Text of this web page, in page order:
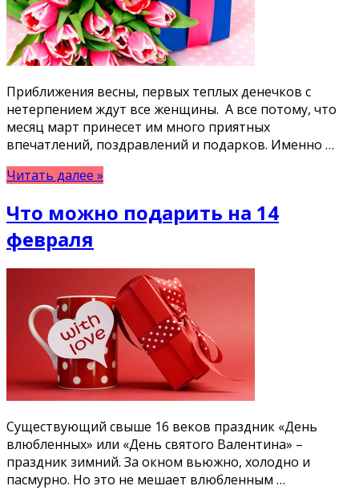
Приближения весны, первых теплых денечков с
нетерпением ждут все женщины. А все потому, что
месяц март принесет им много приятных
впечатлений, поздравлений и подарков. Именно …
Читать далее »
Что можно подарить на 14
февраля
Существующий свыше 16 веков праздник «День
влюбленных» или «День святого Валентина» –
праздник зимний. За окном вьюжно, холодно и
пасмурно. Но это не мешает влюбленным …